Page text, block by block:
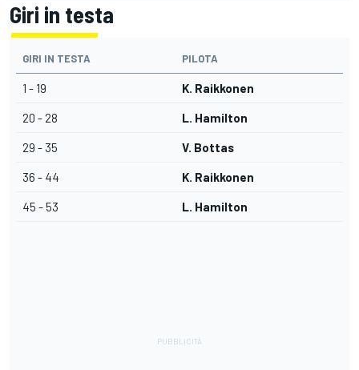
Giri in testa
GIRI IN TESTA PILOTA
1 - 19 K. Raikkonen
20 - 28 L. Hamilton
29 - 35 V. Bottas
36 - 44 K. Raikkonen
45 - 53 L. Hamilton